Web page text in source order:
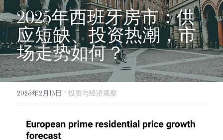
Chinese
Chinese
Español
+34 610 154 700 （WhatsApp）
info@evergreen-eu.com
2025年西班牙房市：供
应短缺、投资热潮，市
场走势如何？
2025年2月13日 · 投资与经济观察